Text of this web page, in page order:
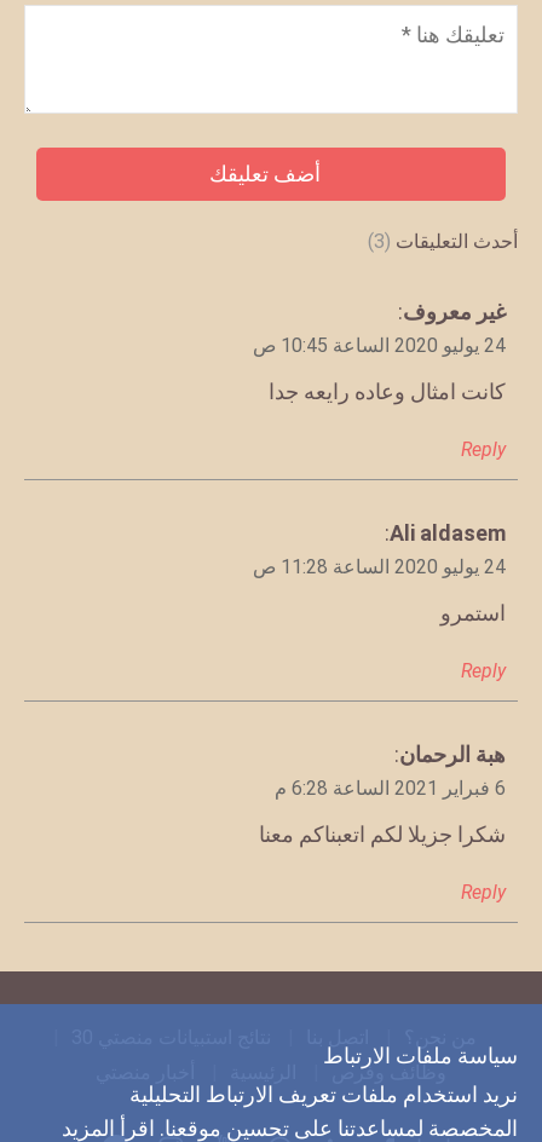
سياسة ملفات الارتباط
نريد استخدام ملفات تعريف الارتباط التحليلية
المخصصة لمساعدتنا على تحسين موقعنا. اقرأ المزيد
تعليق
أحدث التعليقات (3)
يقول
غير معروف:
24 يوليو 2020 الساعة 10:45 ص
كانت امثال وعاده رايعه جدا
Reply
يقول
Ali aldasem
:
24 يوليو 2020 الساعة 11:28 ص
استمرو
Reply
يقول
هبة الرحمان:
6 فبراير 2021 الساعة 6:28 م
شكرا جزيلا لكم اتعبناكم معنا
Reply
وظائف وفرص